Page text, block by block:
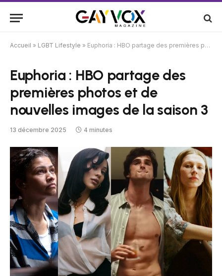
Accueil » LGBT Lifestyle » Euphoria : HBO partage des premières photos et de nouvelles images de la saison 3
Euphoria : HBO partage des
premières photos et de
nouvelles images de la saison 3
13 décembre 2025 4 minutes